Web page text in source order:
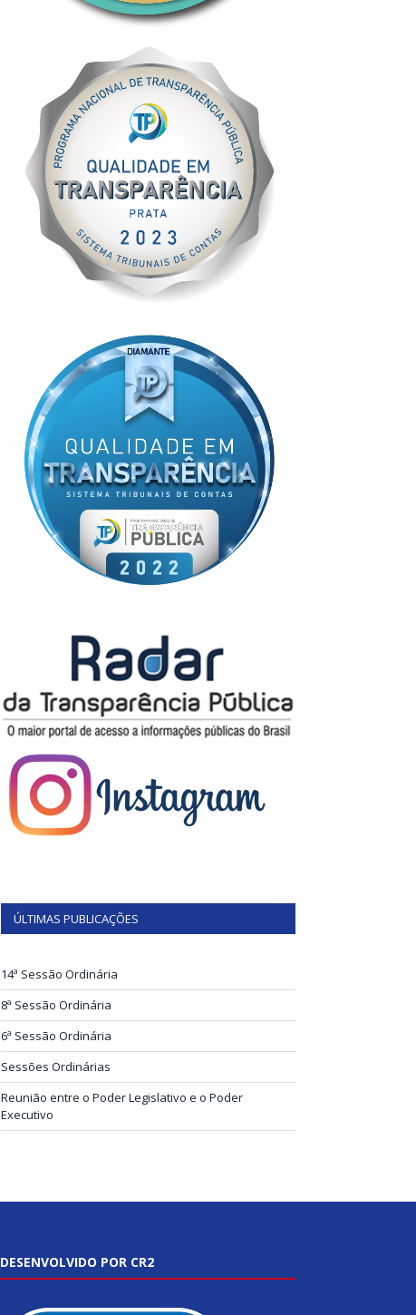
ÚLTIMAS PUBLICAÇÕES
14ª Sessão Ordinária
8ª Sessão Ordinária
6ª Sessão Ordinária
Sessões Ordinárias
Reunião entre o Poder Legislativo e o Poder
Executivo
DESENVOLVIDO POR CR2